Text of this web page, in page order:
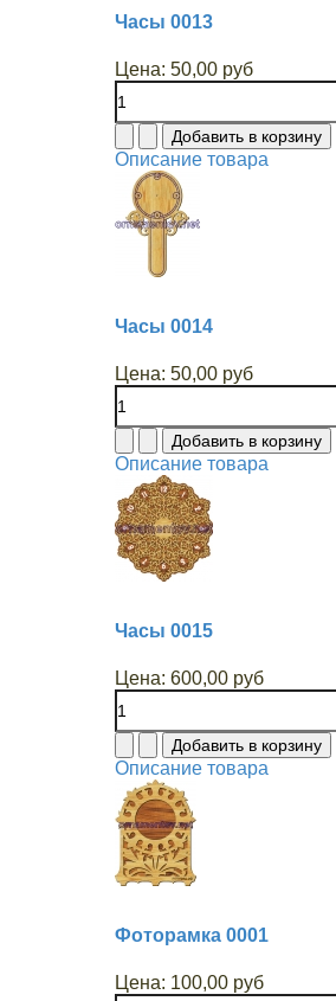
Часы 0013
Цена: 50,00 руб
Описание товара
Часы 0014
Цена: 50,00 руб
Описание товара
Часы 0015
Цена: 600,00 руб
Описание товара
Фоторамка 0001
Цена: 100,00 руб